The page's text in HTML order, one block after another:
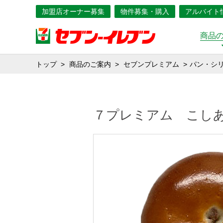
加盟店オーナー募集 物件募集・購入 アルバイト
商品
トップ 商品のご案内 セブンプレミアム パン・シ
７プレミアム こし